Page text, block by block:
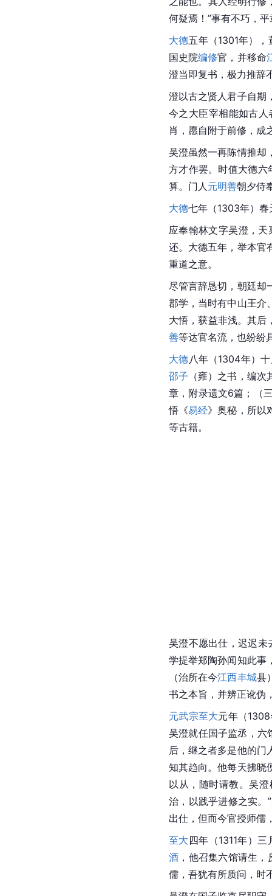
何疑焉！”事有不巧，
大德五年（1301年），
国史院编修官，并移命
澄当即复书，极力推辞
澄以古之贤人君子自期
今之大臣宰相能如古
肖，愿自附于前修，成
吴澄虽然一再陈情推却
方才作罢。时值大德
算。门人 元明善朝夕侍
大德七年（1303年）
应奉翰林文字吴澄，
还。大德五年，举本官
重道之意。
尽管言辞恳切，朝廷却
郡学，当时有中山王介
大悟，获益非浅。其后
善等达官名流，也纷纷
大德八年（1304年）
邵子 （雍）之书，编
章，附录遗文6篇；（
悟《易经》奥秘，所以
等古籍。
吴澄不愿出仕，迟迟未
学提举郑陶孙闻知此事
（治所在今江西丰城县
书之本旨，并辨正讹伪
元武宗至大元年（
吴澄就任国子监丞，六
后，继之者多是他的门
知其趋向。他每天拂晓
以从，随时请教。吴
治，以践乎进修之实。
出仕，但而今官授师儒
至大 四年（1311年）三
酒 ，他召集六馆请生
儒，吾犹有所质问，时